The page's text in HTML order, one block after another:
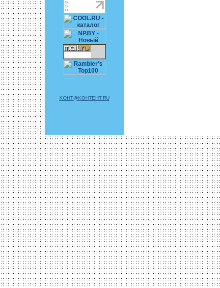
KOHT@KOHTEHT.RU